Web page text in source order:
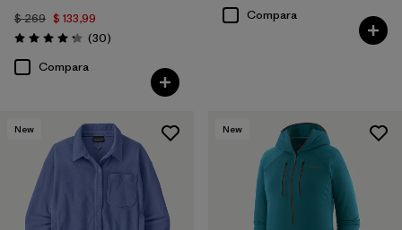
$ 269 $ 133,99
Valoración: 4.2 / 5
(30Comentarios
)
Compara
Compara
New New